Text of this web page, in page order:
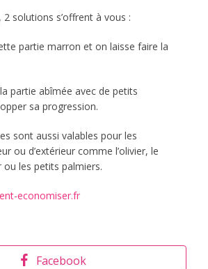
solutions s’offrent à vous :
partie marron et on laisse faire la
partie abîmée avec de petits
sa progression.
sont aussi valables pour les
ou d’extérieur comme l’olivier, le
ou les petits palmiers.
economiser.fr
Facebook